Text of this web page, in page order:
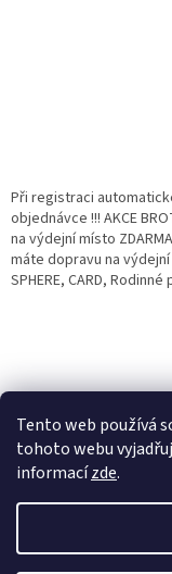
Tento web používá
tohoto webu
informacízde.
nastavená Věrnostní
víc nakoupíte, tím větší
Při registraci
objednávce !!! AKCE
na výdejní místo
máte dopravu na
SPHERE, CARD,